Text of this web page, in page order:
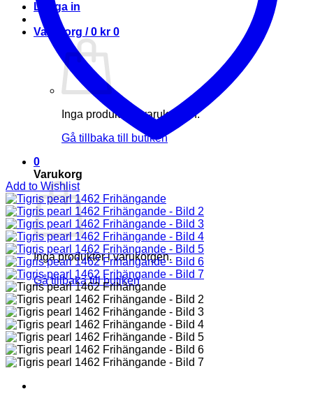
Logga in
Varukorg /0 kr 0
Inga produkter i varukorgen.
Gå tillbaka till butiken
0
Varukorg
Inga produkter i varukorgen.
Gå tillbaka till butiken
Add to Wishlist